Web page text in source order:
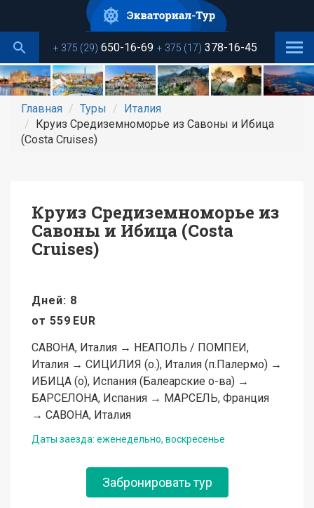
основному
содержанию+ 375 (29) 650-16-69 + 375 (17) 378-16-45
Главная Туры
Италия
Круиз Средиземноморье из Савоны и Ибица
(Costa Cruises)
Круиз Средиземноморье из
Савоны и Ибица (Costa
Cruises)
Дней: 8
от 559 EUR
САВОНА, Италия → НЕАПОЛЬ / ПОМПЕИ,
Италия → СИЦИЛИЯ (о.), Италия (п.Палермо) →
ИБИЦА (о), Испания (Балеарские о-ва) →
БАРСЕЛОНА, Испания → МАРСЕЛЬ, Франция
→ САВОНА, Италия
Даты заезда: еженедельно, воскресенье
Забронировать тур